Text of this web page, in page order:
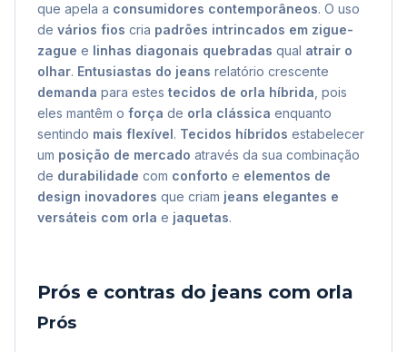
que apela a consumidores contemporâneos. O uso
de vários fios cria padrões intrincados em zigue-
zague e linhas diagonais quebradas qual atrair o
olhar. Entusiastas do jeans relatório crescente
demanda para estes tecidos de orla híbrida , pois
eles mantêm o força de orla clássica enquanto
sentindo mais flexível. Tecidos híbridos estabelecer
um posição de mercado através da sua combinação
de durabilidade com conforto e elementos de
design inovadores que criam jeans elegantes e
versáteis com orla e jaquetas.
Prós e contras do jeans com orla
Prós